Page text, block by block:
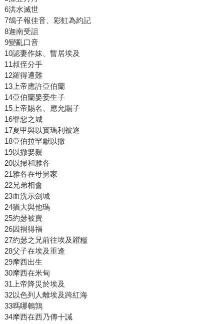
6洪水滅世
7鴿子報佳音、彩虹為約記
8迦南受詛
9變亂口音
10認妻作妹、暫居埃及
11叔侄分手
12羅得遭難
13上帝應許亞伯蘭
14亞伯蘭娶妾生子
15上帝賜名、應允賜子
16罪惡之城
17夏甲與以實瑪利被逐
18亞伯拉罕獻以撒
19以撒娶親
20以掃和雅各
21雅各在母舅家
22兄弟相會
23血洗示劍城
24猶大與他瑪
25約瑟被賣
26因禍得福
27約瑟之兄前往埃及糴糧
28父子在埃及重逢
29摩西出生
30摩西在米甸
31上帝降災於埃及
32以色列人離埃及跨紅海
33嗎哪鵪鶉
34摩西在西乃傳十誡